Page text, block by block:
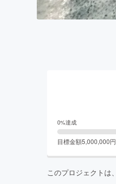
0%達成
目標金額5,000,000円
このプロジェクトは、